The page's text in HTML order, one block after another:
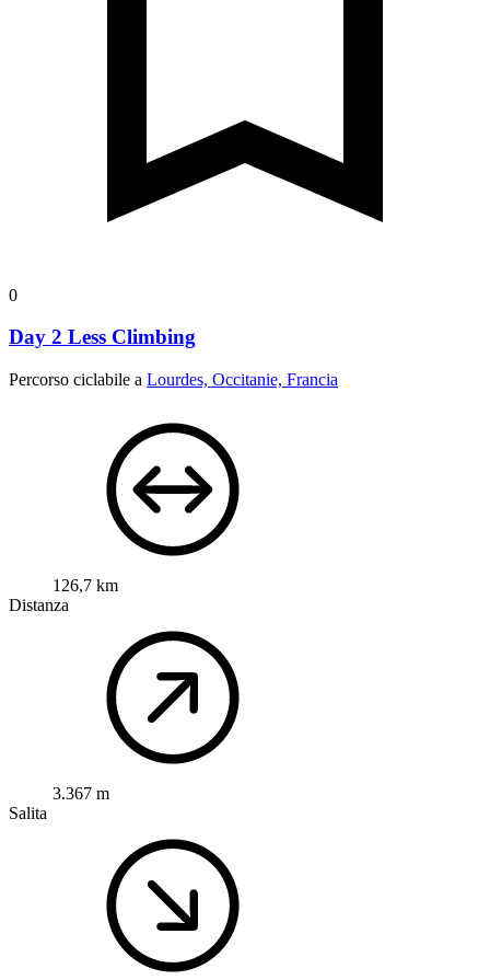
0
Day 2 Less Climbing
Percorso ciclabile a Lourdes, Occitanie, Francia
126,7 km
Distanza
3.367 m
Salita